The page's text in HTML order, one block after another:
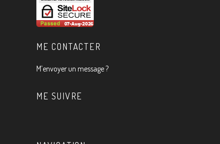
ME CONTACTER
M’envoyer un message ?
ME SUIVRE